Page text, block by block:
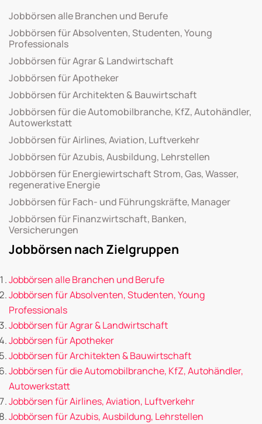
Jobbörsen alle Branchen und Berufe
Jobbörsen für Absolventen, Studenten, Young
Professionals
Jobbörsen für Agrar & Landwirtschaft
Jobbörsen für Apotheker
Jobbörsen für Architekten & Bauwirtschaft
Jobbörsen für die Automobilbranche, KfZ, Autohändler,
Autowerkstatt
Jobbörsen für Airlines, Aviation, Luftverkehr
Jobbörsen für Azubis, Ausbildung, Lehrstellen
Jobbörsen für Energiewirtschaft Strom, Gas, Wasser,
regenerative Energie
Jobbörsen für Fach- und Führungskräfte, Manager
Jobbörsen für Finanzwirtschaft, Banken,
Versicherungen
Jobbörsen nach Zielgruppen
Jobbörsen alle Branchen und Berufe
Jobbörsen für Absolventen, Studenten, Young
Professionals
Jobbörsen für Agrar & Landwirtschaft
Jobbörsen für Apotheker
Jobbörsen für Architekten & Bauwirtschaft
Jobbörsen für die Automobilbranche, KfZ, Autohändler,
Autowerkstatt
Jobbörsen für Airlines, Aviation, Luftverkehr
Jobbörsen für Azubis, Ausbildung, Lehrstellen